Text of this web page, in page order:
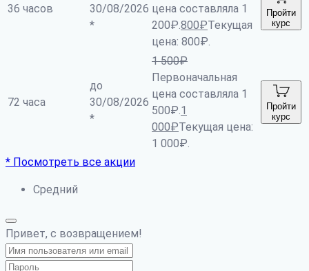
36 часов
30/08/2026
*
цена составляла 1
200₽.800₽Текущая
цена: 800₽.
Пройти
курс
72 часа
до
30/08/2026
*
1 500₽
Первоначальная
цена составляла 1
500₽.1
000₽Текущая цена:
1 000₽.
Пройти
курс
* Посмотреть все акции
Средний
Привет, с возвращением!